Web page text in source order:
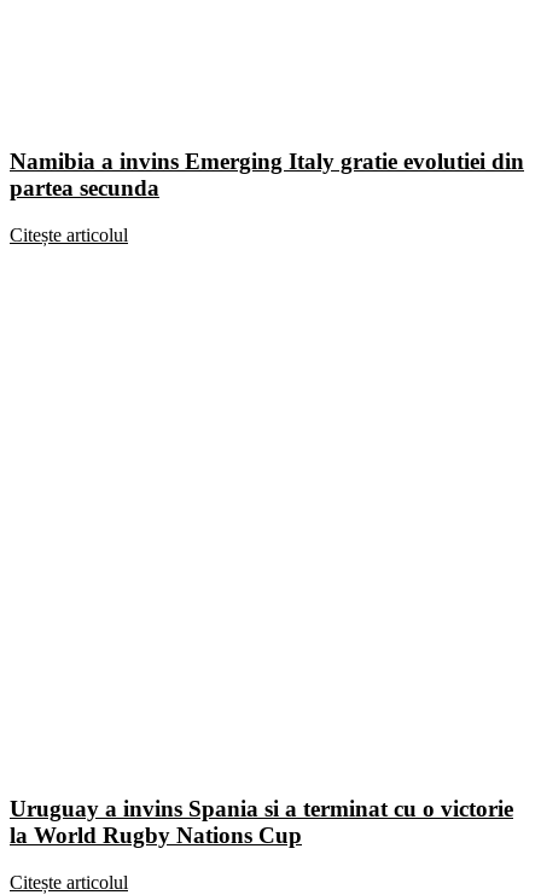
Namibia a invins Emerging Italy gratie evolutiei din
partea secunda
Citește articolul
Uruguay a invins Spania si a terminat cu o victorie
la World Rugby Nations Cup
Citește articolul